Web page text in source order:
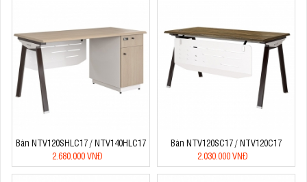
Bàn NTV120SHLC17 / NTV140HLC17
2.680.000 VNĐ
Bàn NTV120SC17 / NTV120C17
2.030.000 VNĐ